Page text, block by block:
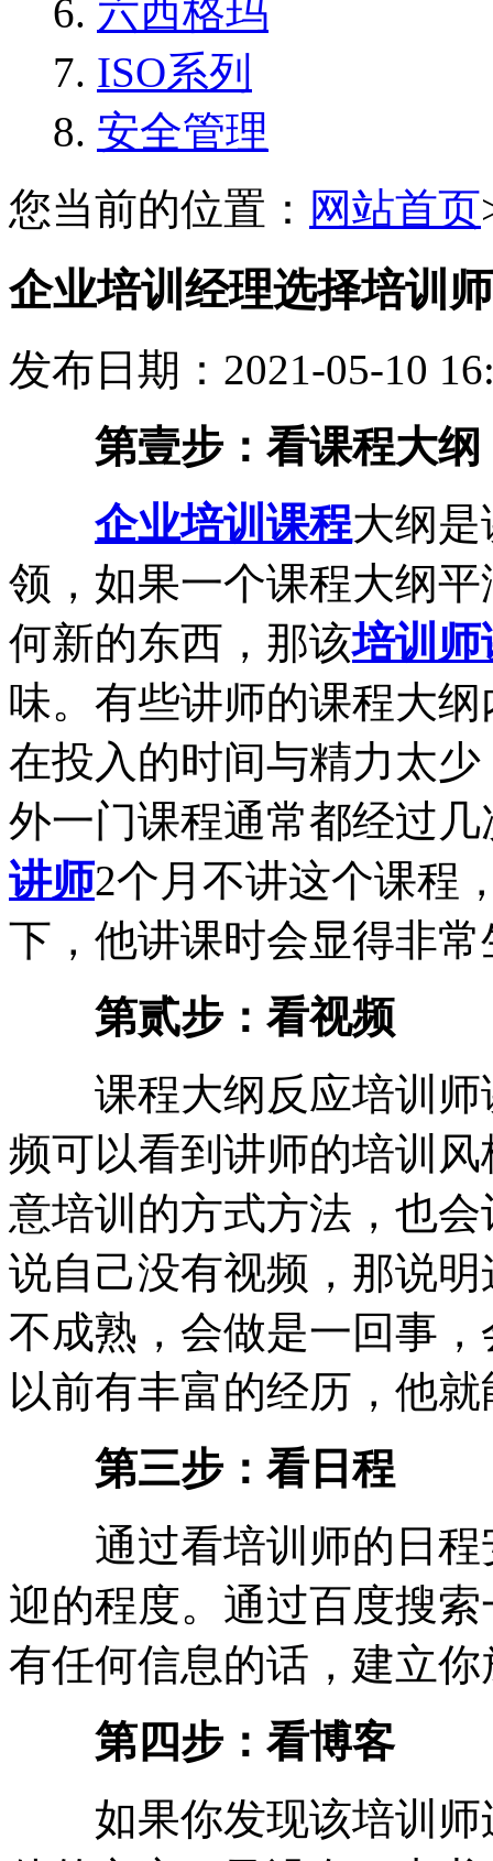
六西格玛
ISO系列
安全管理
您当前的位置： 网站首页
企业培训经理选择培训
发布日期：2021-05-10
第壹步：看课程大纲
企业培训课程大纲
领，如果一个课程大纲
何新的东西，那该培训师
味。有些讲师的课程大
在投入的时间与精力太
外一门课程通常都经过
讲师2个月不讲这个课程
下，他讲课时会显得非常
第贰步：看视频
课程大纲反应培训师
频可以看到讲师的培训
意培训的方式方法，也
说自己没有视频，那说
不成熟，会做是一回事
以前有丰富的经历，他
第三步：看日程
通过看培训师的日程
迎的程度。通过百度搜
有任何信息的话，建立
第四步：看博客
如果你发现该培训师